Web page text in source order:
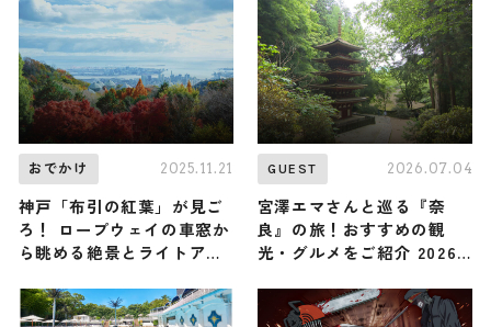
おでかけ 2025.11.21
神戸「布引の紅葉」が見ご
ろ！ ロープウェイの車窓か
ら眺める絶景とライトアッ
ブ園／ロープウェイ」
GUEST 2026.07.04
宮澤エマさんと巡る『奈
良』の旅！おすすめの観
光・グルメをご紹介 2026